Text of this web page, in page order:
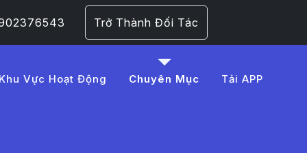
Trở Thành Đối Tác
Khu Vực Hoạt Động Chuyên Mục Tải APP